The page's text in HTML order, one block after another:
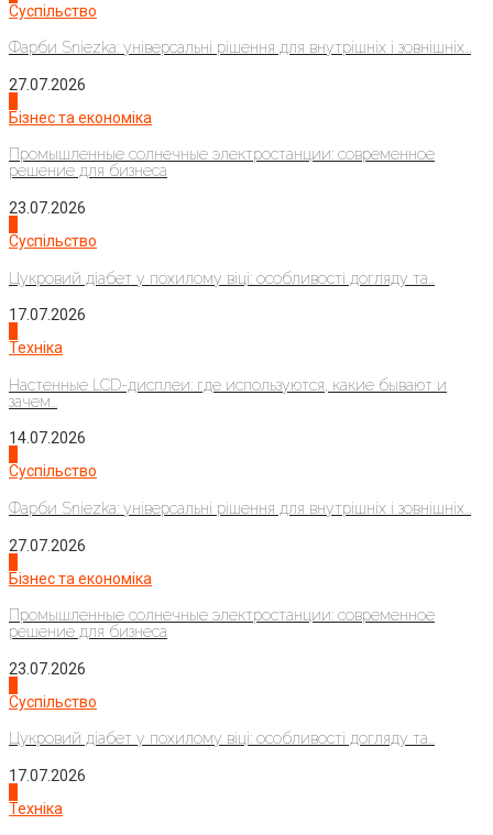
Суспільство
Фарби Sniezka: універсальні рішення для внутрішніх і зовнішніх...
27.07.2026
Бізнес та економіка
Промышленные солнечные электростанции: современное
решение для бизнеса
23.07.2026
Суспільство
Цукровий діабет у похилому віці: особливості догляду та...
17.07.2026
Техніка
Настенные LCD-дисплеи: где используются, какие бывают и
зачем...
14.07.2026
Суспільство
Фарби Sniezka: універсальні рішення для внутрішніх і зовнішніх...
27.07.2026
Бізнес та економіка
Промышленные солнечные электростанции: современное
решение для бизнеса
23.07.2026
Суспільство
Цукровий діабет у похилому віці: особливості догляду та...
17.07.2026
Техніка